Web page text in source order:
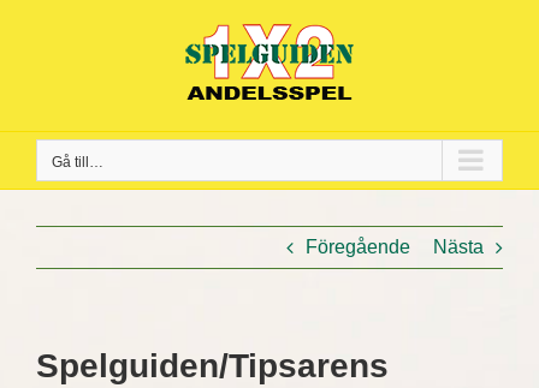
Gå till…
Föregående Nästa
Spelguiden/Tipsarens